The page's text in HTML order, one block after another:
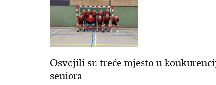
Osvojili su treće mjesto u
seniora